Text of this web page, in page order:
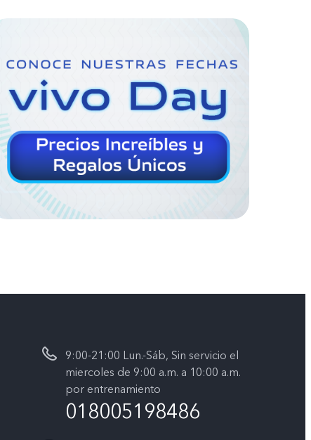
9:00-21:00 Lun.-Sáb, Sin servicio el
miercoles de 9:00 a.m. a 10:00 a.m.
por entrenamiento
018005198486